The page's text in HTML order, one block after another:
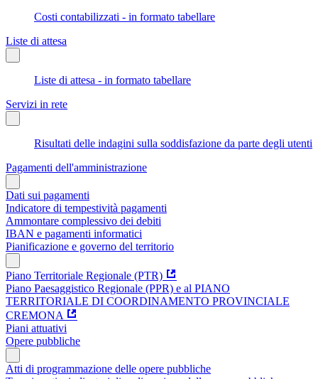
Costi contabilizzati - in formato tabellare
Liste di attesa
Liste di attesa - in formato tabellare
Servizi in rete
Risultati delle indagini sulla soddisfazione da parte degli utenti
Pagamenti dell'amministrazione
Dati sui pagamenti
Indicatore di tempestività pagamenti
Ammontare complessivo dei debiti
IBAN e pagamenti informatici
Pianificazione e governo del territorio
Piano Territoriale Regionale (PTR)
Piano Paesaggistico Regionale (PPR) e al PIANO
TERRITORIALE DI COORDINAMENTO PROVINCIALE
CREMONA
Piani attuativi
Opere pubbliche
Atti di programmazione delle opere pubbliche